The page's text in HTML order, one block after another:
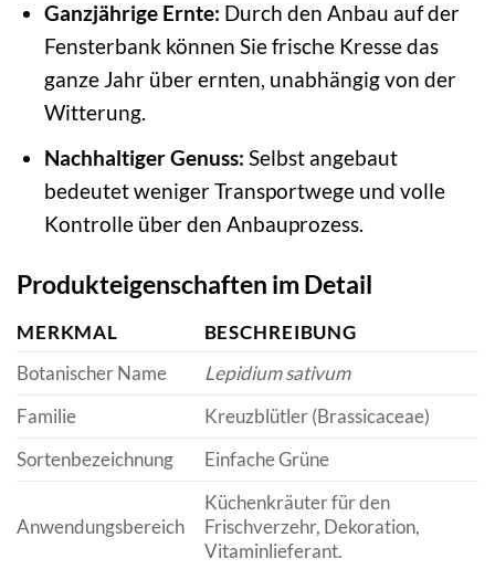
Ganzjährige Ernte: Durch den Anbau auf der
Fensterbank können Sie frische Kresse das
ganze Jahr über ernten, unabhängig von der
Witterung.
Nachhaltiger Genuss: Selbst angebaut
bedeutet weniger Transportwege und volle
Kontrolle über den Anbauprozess.
Produkteigenschaften im Detail
MERKMAL
BESCHREIBUNG
Botanischer Name
Lepidium sativum
Familie
Kreuzblütler (Brassicaceae)
Sortenbezeichnung
Einfache Grüne
Anwendungsbereich
Küchenkräuter für den
Frischverzehr, Dekoration,
Vitaminlieferant.